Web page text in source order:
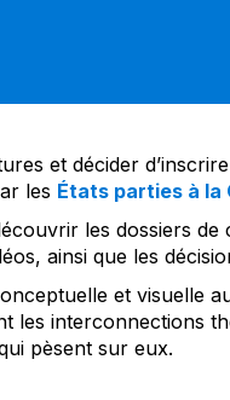
et décider
les États parties à la
les dossiers de
ainsi que les
et visuelle
les interconnections
pèsent sur eux.